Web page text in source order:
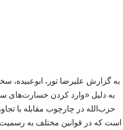
به گزارش علیرضا تور، ابوعبیده،
به دلیل «وارد کردن خسارت‌های
حزب‌الله در چارچوب مقابله با
است که در قوانین مختلف به